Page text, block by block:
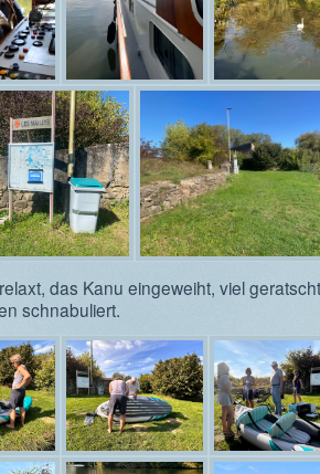
das Kanu eingeweiht, viel
schnabuliert.